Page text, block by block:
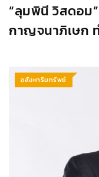
“ลุมพินี วิสดอม
กาญจนาภิเษก
อสังหาริมทรัพย์